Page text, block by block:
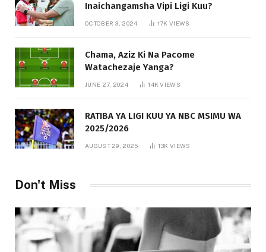
Inaichangamsha Vipi Ligi Kuu?
OCTOBER 3, 2024 17KVIEWS
Chama, Aziz Ki Na Pacome
Watachezaje Yanga?
JUNE 27, 2024 14KVIEWS
RATIBA YA LIGI KUU YA NBC MSIMU WA
2025/2026
AUGUST 29, 2025 13KVIEWS
Don't Miss